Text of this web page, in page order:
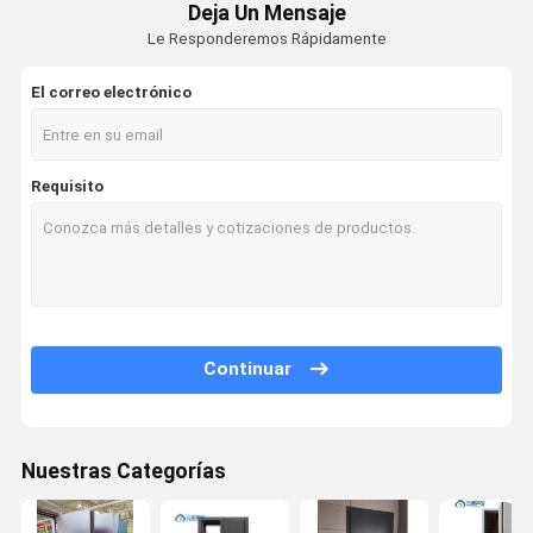
Deja Un Mensaje
Le Responderemos Rápidamente
El correo electrónico
Requisito
Continuar
Nuestras Categorías